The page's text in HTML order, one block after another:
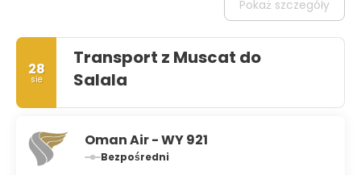
Pokaż szczegóły
28
sie
Transport z Muscat do
Salala
Oman Air - WY 921
Bezpośredni